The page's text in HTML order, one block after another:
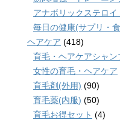
アナボリックステロイ
毎日の健康(サプリ・
ヘアケア (418)
育毛・ヘアケアシャン
女性の育毛・ヘアケア
育毛剤(外用) (90)
育毛薬(内服) (50)
育毛お得セット (4)